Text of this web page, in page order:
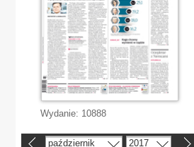
Wydanie: 10888
październik 2017